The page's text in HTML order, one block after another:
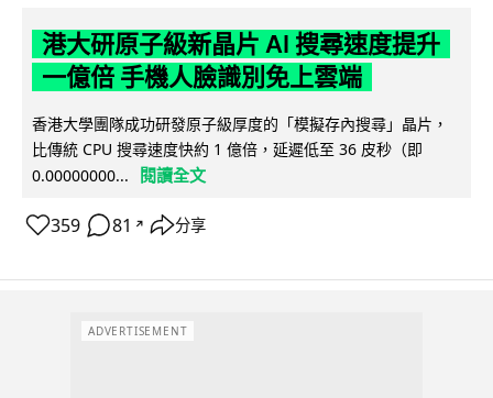
港大研原子級新晶片 AI 搜尋速度提升
一億倍 手機人臉識別免上雲端
香港大學團隊成功研發原子級厚度的「模擬存內搜尋」晶片，
比傳統 CPU 搜尋速度快約 1 億倍，延遲低至 36 皮秒（即
0.00000000...
閱讀全文
359 81 ↗ 分享
ADVERTISEMENT